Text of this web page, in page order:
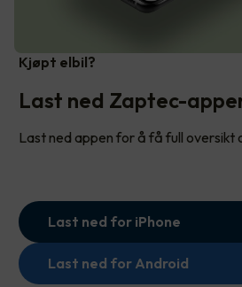
Kjøpt elbil?
Last ned Zaptec-
Last ned appen for å få full oversikt
Last ned for iPhone
Last ned for Android